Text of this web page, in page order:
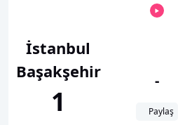
İstanbul
Başakşehir
1
-
Paylaş